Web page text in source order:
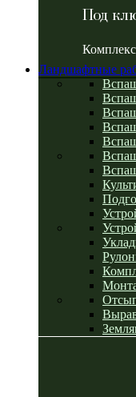
Под
Ландшафтные